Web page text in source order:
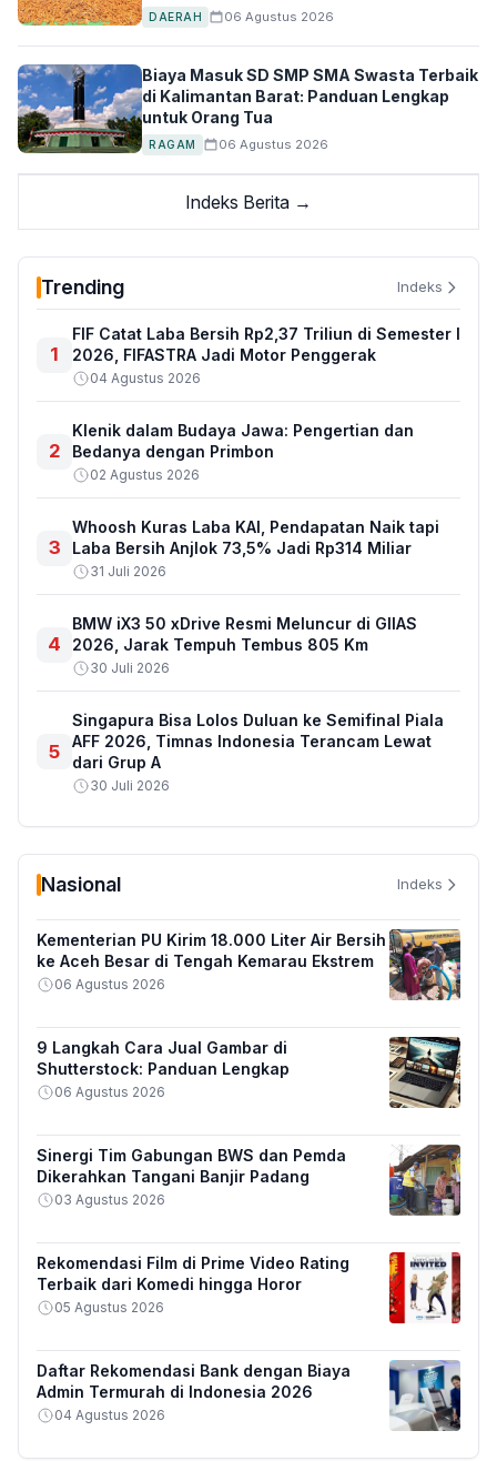
DAERAH 06 Agustus 2026
Biaya Masuk SD SMP SMA Swasta Terbaik
di Kalimantan Barat: Panduan Lengkap
untuk Orang Tua
RAGAM 06 Agustus 2026
Indeks Berita →
Trending Indeks
1
FIF Catat Laba Bersih Rp2,37 Triliun di Semester I
2026, FIFASTRA Jadi Motor Penggerak
04 Agustus 2026
2
Klenik dalam Budaya Jawa: Pengertian dan
Bedanya dengan Primbon
02 Agustus 2026
3
Whoosh Kuras Laba KAI, Pendapatan Naik tapi
Laba Bersih Anjlok 73,5% Jadi Rp314 Miliar
31 Juli 2026
4
BMW iX3 50 xDrive Resmi Meluncur di GIIAS
2026, Jarak Tempuh Tembus 805 Km
30 Juli 2026
5
Singapura Bisa Lolos Duluan ke Semifinal Piala
AFF 2026, Timnas Indonesia Terancam Lewat
dari Grup A
30 Juli 2026
Nasional Indeks
Kementerian PU Kirim 18.000 Liter Air Bersih
ke Aceh Besar di Tengah Kemarau Ekstrem
06 Agustus 2026
9 Langkah Cara Jual Gambar di
Shutterstock: Panduan Lengkap
06 Agustus 2026
Sinergi Tim Gabungan BWS dan Pemda
Dikerahkan Tangani Banjir Padang
03 Agustus 2026
Rekomendasi Film di Prime Video Rating
Terbaik dari Komedi hingga Horor
05 Agustus 2026
Daftar Rekomendasi Bank dengan Biaya
Admin Termurah di Indonesia 2026
04 Agustus 2026